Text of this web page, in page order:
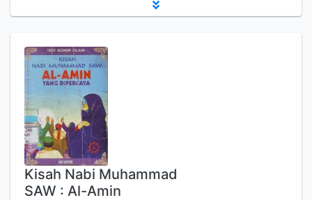
Kisah Nabi Muhammad
SAW : Al-Amin